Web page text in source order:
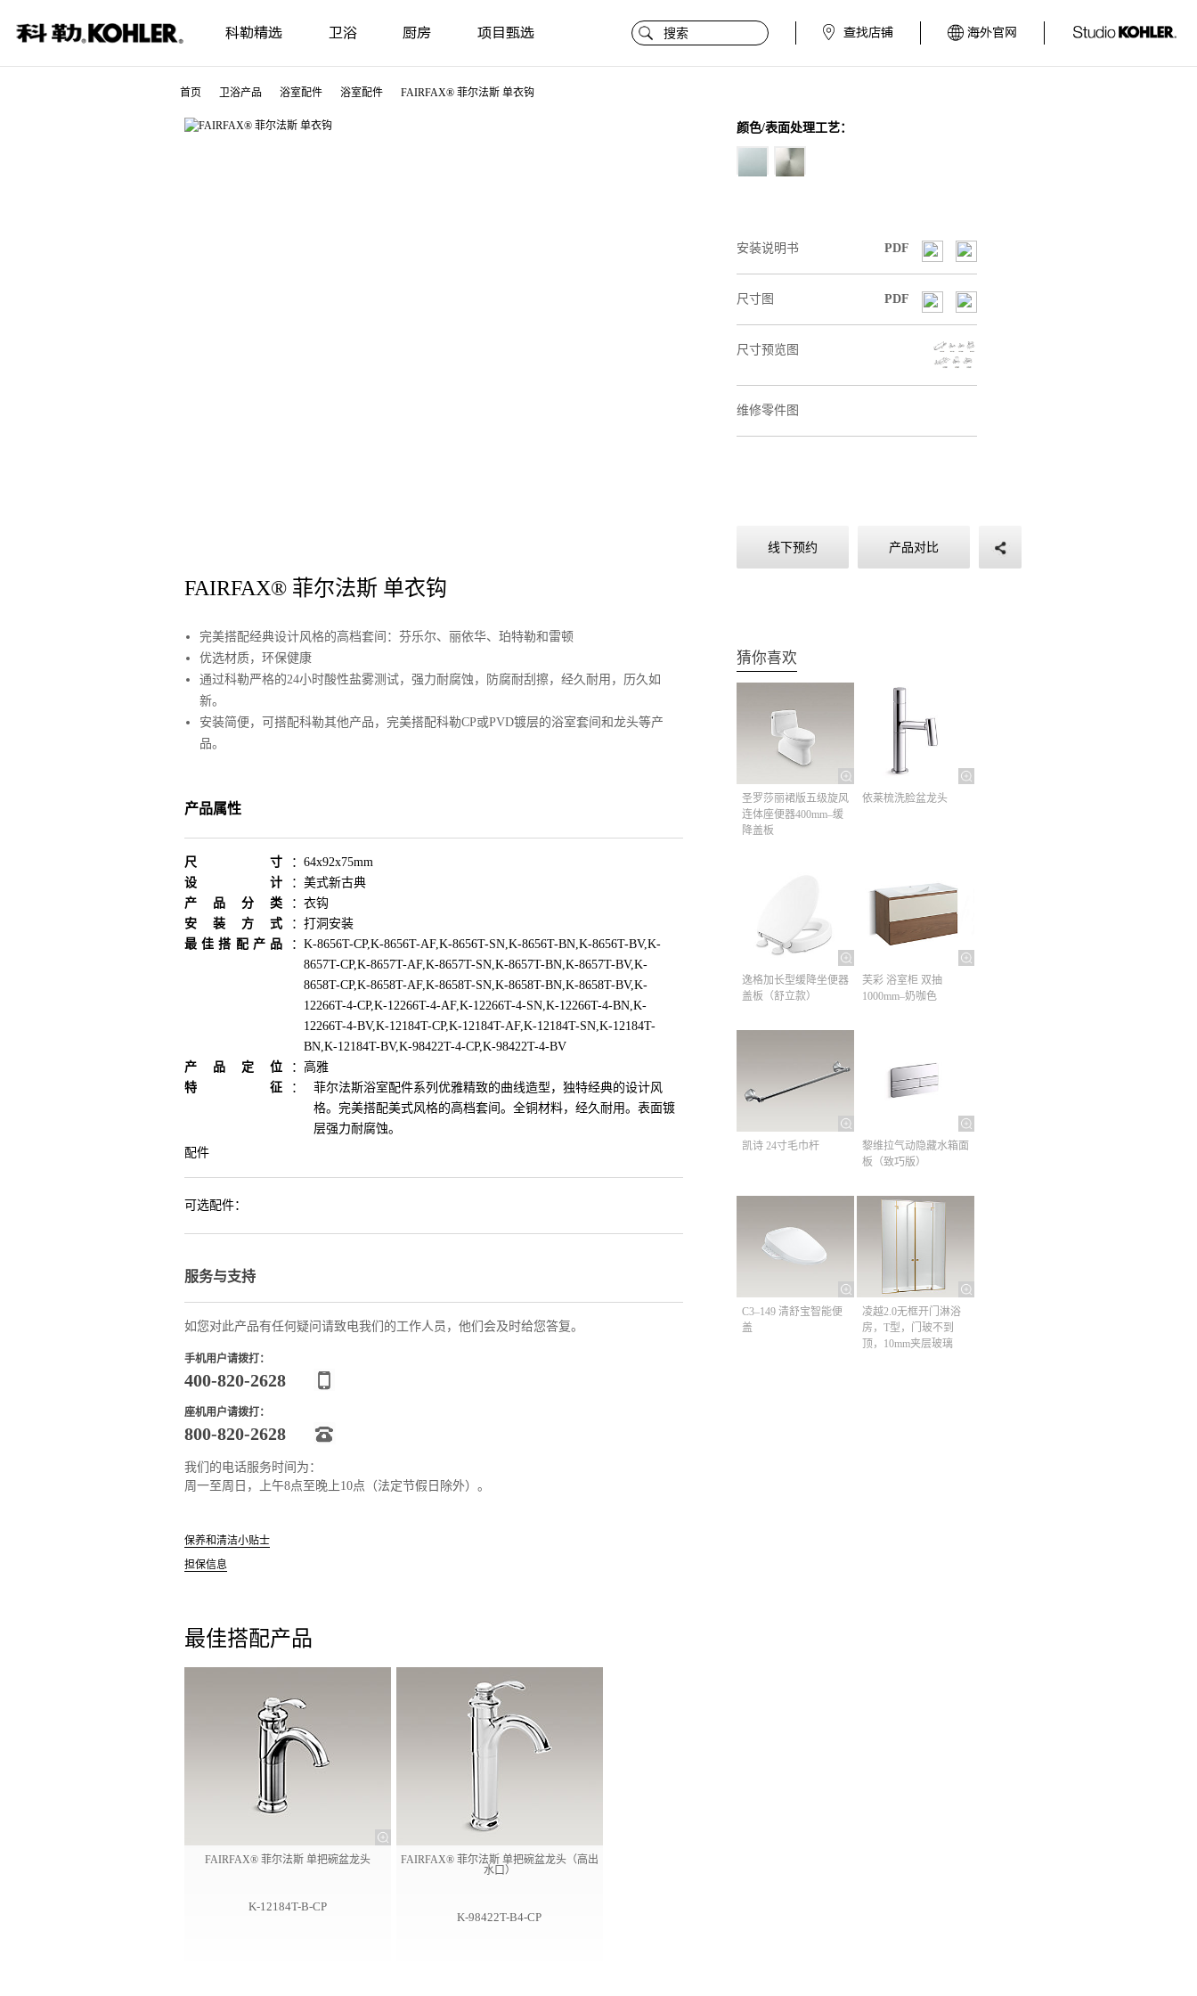
科勒精选 卫浴 厨房 项目甄选 查找店铺 海外官网
首页 卫浴产品 浴室配件 浴室配件 FAIRFAX® 菲尔法斯 单衣钩
FAIRFAX® 菲尔法斯 单衣钩
完美搭配经典设计风格的高档套间：芬乐尔、丽依华、珀特勒和雷顿
优选材质，环保健康
通过科勒严格的24小时酸性盐雾测试，强力耐腐蚀，防腐耐刮擦，经久耐用，历久如
新。
安装简便，可搭配科勒其他产品，完美搭配科勒CP或PVD镀层的浴室套间和龙头等产
品。
产品属性
尺寸 ： 64x92x75mm
设计
： 美式新古典
产品分类
： 衣钩
安装方式
： 打洞安装
最佳搭配产品
： K-8656T-CP,K-8656T-AF,K-8656T-SN,K-8656T-BN,K-8656T-BV,K-
8657T-CP,K-8657T-AF,K-8657T-SN,K-8657T-BN,K-8657T-BV,K-
8658T-CP,K-8658T-AF,K-8658T-SN,K-8658T-BN,K-8658T-BV,K-
12266T-4-CP,K-12266T-4-AF,K-12266T-4-SN,K-12266T-4-BN,K-
12266T-4-BV,K-12184T-CP,K-12184T-AF,K-12184T-SN,K-12184T-
BN,K-12184T-BV,K-98422T-4-CP,K-98422T-4-BV
产品定位
： 高雅
特征
：
菲尔法斯浴室配件系列优雅精致的曲线造型，独特经典的设计风
格。完美搭配美式风格的高档套间。全铜材料，经久耐用。表面镀
层强力耐腐蚀。
配件
可选配件：
服务与支持
如您对此产品有任何疑问请致电我们的工作人员，他们会及时给您答复。
手机用户请拨打：
400-820-2628
座机用户请拨打：
800-820-2628
我们的电话服务时间为：
周一至周日，上午8点至晚上10点（法定节假日除外）。
保养和清洁小贴士
担保信息
颜色/表面处理工艺：
安装说明书 PDF
尺寸图 PDF
尺寸预览图
维修零件图
线下预约 产品对比
猜你喜欢
圣罗莎丽裙版五级旋风
连体座便器400mm–缓
降盖板
依莱梳洗脸盆龙头
逸格加长型缓降坐便器
盖板（舒立款）
芙彩 浴室柜 双抽
1000mm–奶咖色
凯诗 24寸毛巾杆​
黎维拉气动隐藏水箱面
板（致巧版）
C3–149 清舒宝智能便
盖
凌越2.0无框开门淋浴
房，T型，门玻不到
顶，10mm夹层玻璃
最佳搭配产品
FAIRFAX® 菲尔法斯 单把碗盆龙头
K-12184T-B-CP
FAIRFAX® 菲尔法斯 单把碗盆龙头（高出
水口）
K-98422T-B4-CP